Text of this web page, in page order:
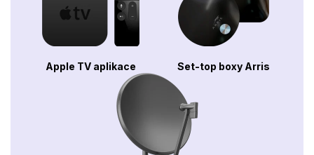
Apple TV aplikace Set-top boxy Arris